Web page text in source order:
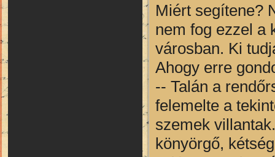
Miért segítene?
nem fog ezzel a
városban. Ki
Ahogy erre
-- Talán a
felemelte a
szemek
könyörgő,